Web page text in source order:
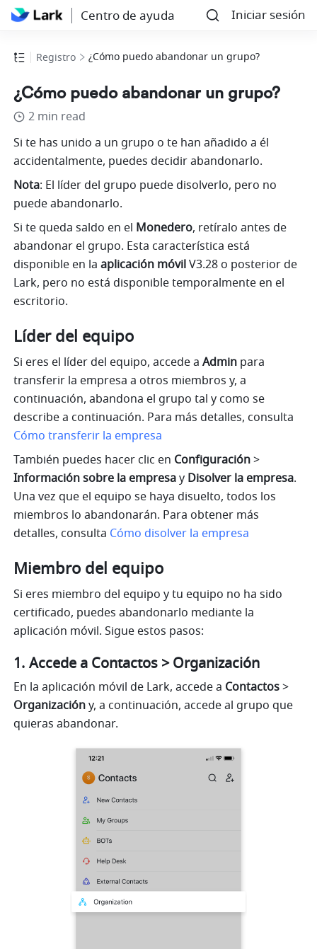
Centro de ayuda Iniciar sesión
Registro ¿Cómo puedo abandonar un grupo?
¿Cómo puedo abandonar un grupo?
2 min read
Si te has unido a un grupo o te han añadido a él
accidentalmente, puedes decidir abandonarlo.
Nota: El líder del grupo puede disolverlo, pero no
puede abandonarlo.
Si te queda saldo en el Monedero, retíralo antes de
abandonar el grupo. Esta característica está
disponible en la aplicación móvil V3.28 o posterior de
Lark, pero no está disponible temporalmente en el
escritorio.
Líder del equipo
Si eres el líder del equipo, accede a Admin para
transferir la empresa a otros miembros y, a
continuación, abandona el grupo tal y como se
Cómo transferir la empresa
También puedes hacer clic en Configuración >
Información sobre la empresa y Disolver la empresa.
Una vez que el equipo se haya disuelto, todos los
miembros lo abandonarán. Para obtener más
detalles, consulta Cómo disolver la empresa
Miembro del equipo
Si eres miembro del equipo y tu equipo no ha sido
certificado, puedes abandonarlo mediante la
aplicación móvil. Sigue estos pasos:
Accede a Contactos > Organización
En la aplicación móvil de Lark, accede a Contactos
Organización y, a continuación, accede al grupo que
quieras abandonar.